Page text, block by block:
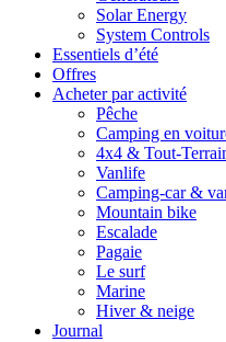
Solar Energy
System Controls
Essentiels d’été
Offres
Acheter par activité
Pêche
Camping en
4x4 & Tout-
Vanlife
Camping-car &
Mountain bike
Escalade
Pagaie
Le surf
Marine
Hiver & neige
Journal